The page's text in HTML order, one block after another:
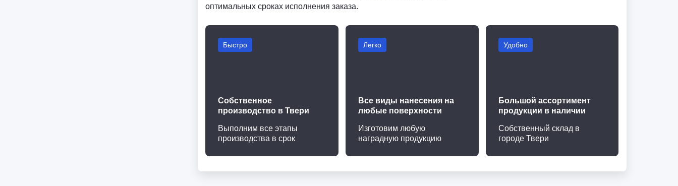
оптимальных сроках исполнения заказа.
Быстро
Собственное
производство в Твери
Выполним все этапы
производства в срок
Легко
Все виды нанесения на
любые поверхности
Изготовим любую
наградную продукцию
Удобно
Большой ассортимент
продукции в наличии
Собственный склад в
городе Твери